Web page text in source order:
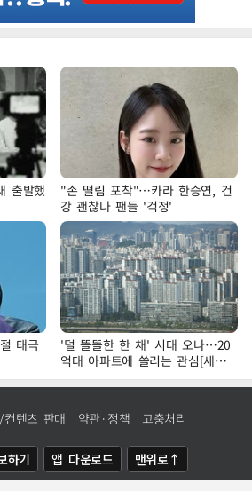
출발했
"손 떨림 포착"…카라 한승연, 건
강 괜찮나 팬들 '걱정'
태극
'덜 똘똘한 한 채' 시대 오나…20
억대 아파트에 쏠리는 관심[세제
개편, 그 이후②]
컨텐츠 판매 약관·정책 고충처리
하기 앱 다운로드 맨위로↑